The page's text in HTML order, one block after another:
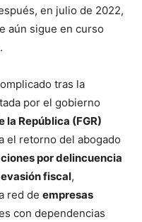
en julio de 2022,
aún sigue en curso
tras la
por el gobierno
la República (FGR)
el retorno del abogado
por delincuencia
fiscal,
red de empresas
con dependencias